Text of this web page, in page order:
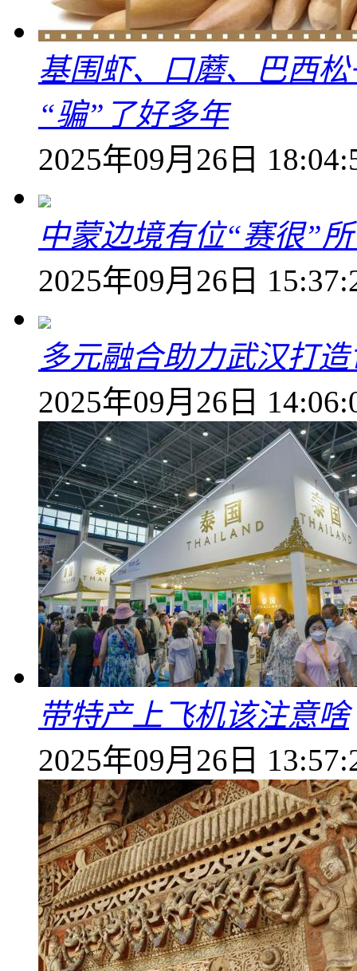
基围虾、口蘑、巴西
“骗”了好多年
2025年09月26日
中蒙边境有位“赛很”
2025年09月26日
多元融合助力武汉打
2025年09月26日
带特产上飞机该注意啥
2025年09月26日